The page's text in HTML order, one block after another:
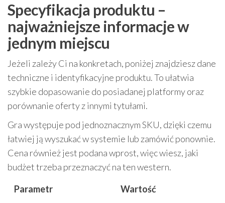
Specyfikacja produktu –
najważniejsze informacje w
jednym miejscu
Jeżeli zależy Ci na konkretach, poniżej znajdziesz dane
techniczne i identyfikacyjne produktu. To ułatwia
szybkie dopasowanie do posiadanej platformy oraz
porównanie oferty z innymi tytułami.
Gra występuje pod jednoznacznym SKU, dzięki czemu
łatwiej ją wyszukać w systemie lub zamówić ponownie.
Cena również jest podana wprost, więc wiesz, jaki
budżet trzeba przeznaczyć na ten western.
Parametr
Wartość